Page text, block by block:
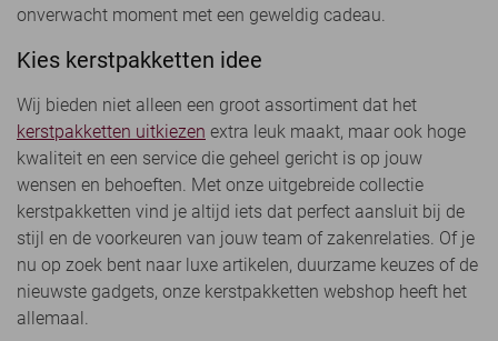
onverwacht moment met een geweldig cadeau.
Kies kerstpakketten idee
Wij bieden niet alleen een groot assortiment dat het
kerstpakketten uitkiezen extra leuk maakt, maar ook hoge
kwaliteit en een service die geheel gericht is op jouw
wensen en behoeften. Met onze uitgebreide collectie
kerstpakketten vind je altijd iets dat perfect aansluit bij de
stijl en de voorkeuren van jouw team of zakenrelaties. Of je
nu op zoek bent naar luxe artikelen, duurzame keuzes of de
nieuwste gadgets, onze kerstpakketten webshop heeft het
allemaal.